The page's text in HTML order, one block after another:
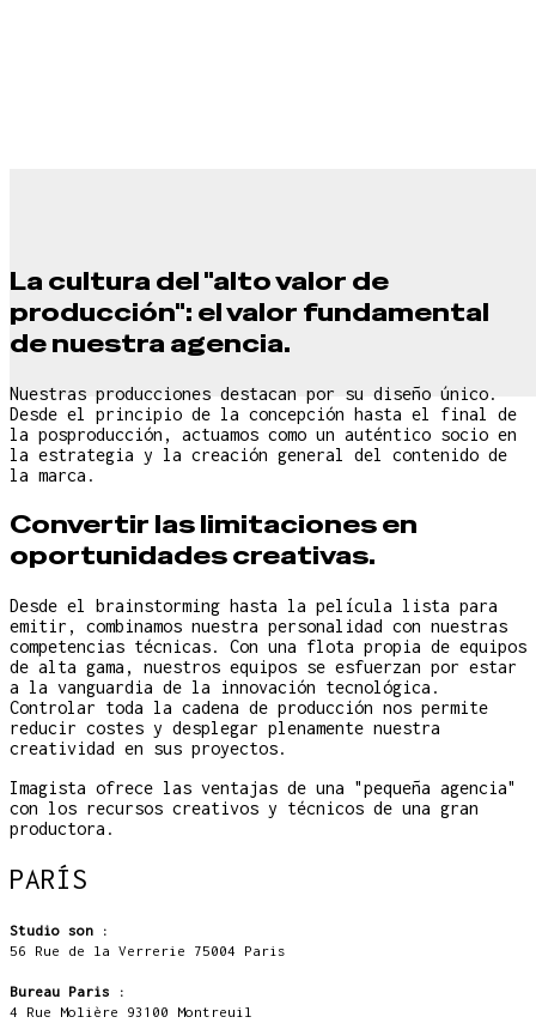
La cultura del "alto valor de
producción": el valor fundamental
de nuestra agencia.
Nuestras producciones destacan por su diseño único.
Desde el principio de la concepción hasta el final de
la posproducción, actuamos como un auténtico socio en
la estrategia y la creación general del contenido de
la marca.
Convertir las limitaciones en
oportunidades creativas.
Desde el brainstorming hasta la película lista para
emitir, combinamos nuestra personalidad con nuestras
competencias técnicas. Con una flota propia de equipos
de alta gama, nuestros equipos se esfuerzan por estar
a la vanguardia de la innovación tecnológica.
Controlar toda la cadena de producción nos permite
reducir costes y desplegar plenamente nuestra
creatividad en sus proyectos.
Imagista ofrece las ventajas de una "pequeña agencia"
con los recursos creativos y técnicos de una gran
productora.
PARÍS
Studio son :
56 Rue de la Verrerie 75004 Paris
Bureau Paris :
4 Rue Molière 93100 Montreuil